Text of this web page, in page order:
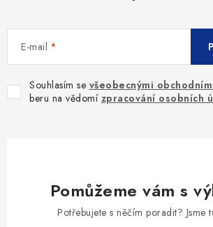
E-mail
Souhlasím se všeobecnými
beru na vědomí zpracování osobních
Pomůžeme vám s
Potřebujete s něčím poradit? Jsme